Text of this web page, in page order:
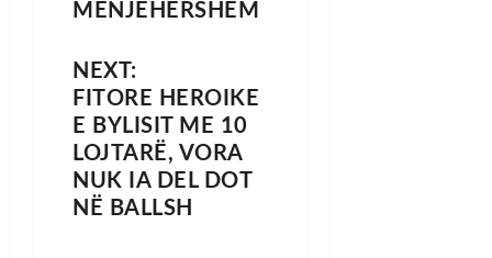
MENJËHERSHËM
NEXT:
FITORE HEROIKE
E BYLISIT ME 10
LOJTARË, VORA
NUK IA DEL DOT
NË BALLSH